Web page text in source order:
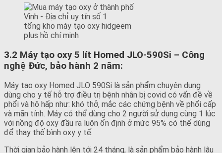
tổng kho máy tạo oxy hidgeem
plus hồ chí minh
3.2 Máy tạo oxy 5 lít Homed JLO-590Si – Công
nghệ Đức, bảo hành 2 năm:
Máy tạo oxy Homed JLO 590Si là sản phẩm chuyên dụng
dùng cho y tế hỗ trợ điều trị bệnh nhân bị covid có vấn đề về
phổi và hô hấp như: khó thở, mắc các chứng bệnh về phổi cấp
và mãn tính. Máy có thể dùng cho 2 người sử dụng cùng 1 lúc
với nồng độ oxy đầu ra luôn ổn định ở mức 95% có thể dùng
để thay thế bình oxy y tế.
Thời gian bảo hành lên tới 24 tháng, là sản phẩm bảo hành lâu